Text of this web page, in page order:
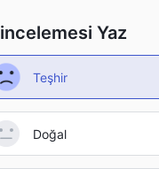
incelemesi Yaz
Teşhir
Doğal